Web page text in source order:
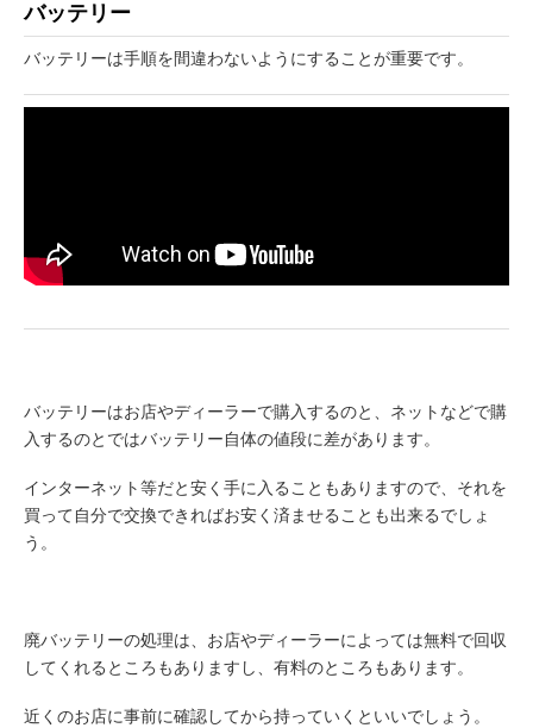
バッテリー
バッテリーは手順を間違わないようにすることが重要です。
バッテリーはお店やディーラーで購入するのと、ネットなどで購
入するのとではバッテリー自体の値段に差があります。
インターネット等だと安く手に入ることもありますので、それを
買って自分で交換できればお安く済ませることも出来るでしょ
う。
廃バッテリーの処理は、お店やディーラーによっては無料で回収
してくれるところもありますし、有料のところもあります。
近くのお店に事前に確認してから持っていくといいでしょう。